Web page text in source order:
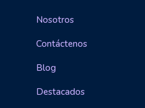
Nosotros
Contáctenos
Blog
Destacados